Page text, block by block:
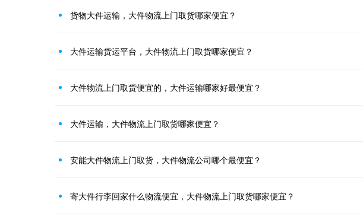
货物大件运输，大件物流上门取货哪家便宜？
大件运输货运平台，大件物流上门取货哪家便宜？
大件物流上门取货便宜的，大件运输哪家好最便宜？
大件运输，大件物流上门取货哪家便宜？
安能大件物流上门取货，大件物流公司哪个最便宜？
寄大件行李回家什么物流便宜，大件物流上门取货哪家便宜？